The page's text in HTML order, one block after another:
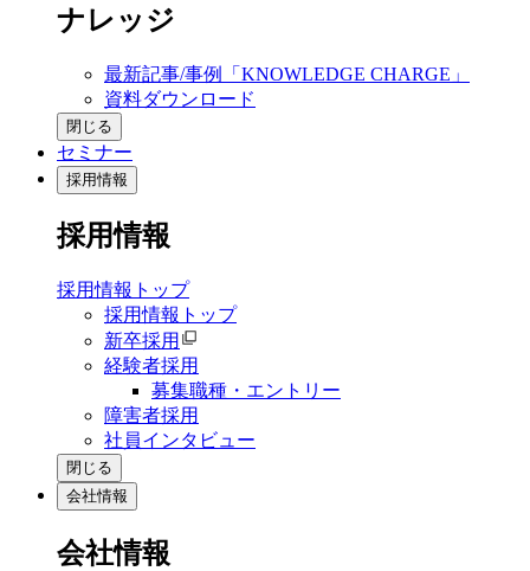
ナレッジ
最新記事/事例「KNOWLEDGE CHARGE」
資料ダウンロード
閉じる
セミナー
採用情報
採用情報
採用情報トップ
採用情報トップ
新卒採用
経験者採用
募集職種・エントリー
障害者採用
社員インタビュー
閉じる
会社情報
会社情報